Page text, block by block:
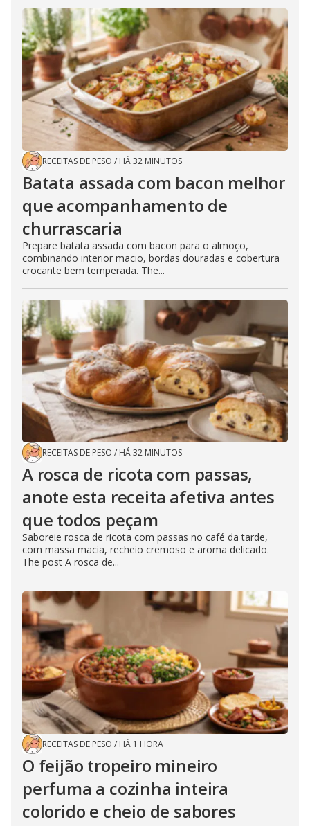
RECEITAS DE PESO / HÁ 32 MINUTOS
Batata assada com bacon melhor
que acompanhamento de
churrascaria
Prepare batata assada com bacon para o almoço,
combinando interior macio, bordas douradas e cobertura
crocante bem temperada. The...
RECEITAS DE PESO / HÁ 32 MINUTOS
A rosca de ricota com passas,
anote esta receita afetiva antes
que todos peçam
Saboreie rosca de ricota com passas no café da tarde,
com massa macia, recheio cremoso e aroma delicado.
The post A rosca de...
RECEITAS DE PESO / HÁ 1 HORA
O feijão tropeiro mineiro
perfuma a cozinha inteira
colorido e cheio de sabores